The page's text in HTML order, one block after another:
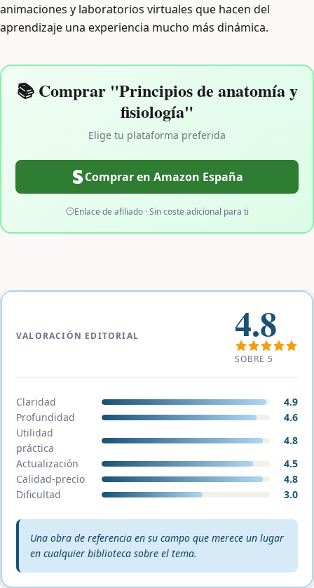
animaciones y laboratorios virtuales que hacen del
aprendizaje una experiencia mucho más dinámica.
📚 Comprar "Principios de anatomía y
fisiología"
Elige tu plataforma preferida
Comprar en Amazon España
Enlace de afiliado · Sin coste adicional para ti
VALORACIÓN EDITORIAL 4.8
SOBRE 5
Claridad
4.9
Profundidad
4.6
Utilidad
práctica
4.8
Actualización
4.5
Calidad-precio
4.8
Dificultad
3.0
Veredicto editorial:
Una obra de referencia en su campo que merece un lugar
en cualquier biblioteca sobre el tema.